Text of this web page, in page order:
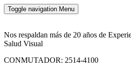
Toggle navigation Menu
Nos respaldan más de 20 años de
Salud Visual
CONMUTADOR: 2514-4100